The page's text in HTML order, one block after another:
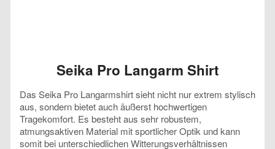
Seika Pro Langarm Shirt
Das Seika Pro Langarmshirt sieht nicht nur extrem stylisch
aus, sondern bietet auch äußerst hochwertigen
Tragekomfort. Es besteht aus sehr robustem,
atmungsaktiven Material mit sportlicher Optik und kann
somit bei unterschiedlichen Witterungsverhältnissen